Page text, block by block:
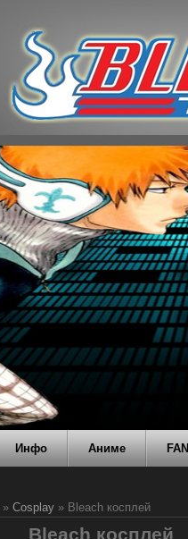
Инфо Аниме
» Cosplay » Bleach косплей
Bleach косплей